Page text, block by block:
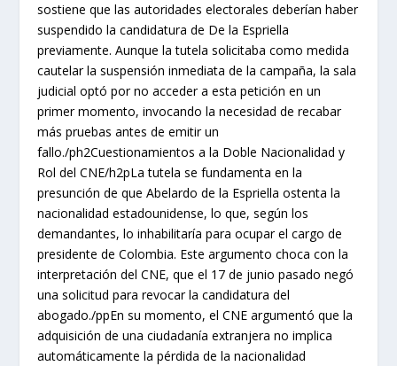
sostiene que las autoridades electorales deberían haber
suspendido la candidatura de De la Espriella
previamente. Aunque la tutela solicitaba como medida
cautelar la suspensión inmediata de la campaña, la sala
judicial optó por no acceder a esta petición en un
primer momento, invocando la necesidad de recabar
más pruebas antes de emitir un
fallo./ph2Cuestionamientos a la Doble Nacionalidad y
Rol del CNE/h2pLa tutela se fundamenta en la
presunción de que Abelardo de la Espriella ostenta la
nacionalidad estadounidense, lo que, según los
demandantes, lo inhabilitaría para ocupar el cargo de
presidente de Colombia. Este argumento choca con la
interpretación del CNE, que el 17 de junio pasado negó
una solicitud para revocar la candidatura del
abogado./ppEn su momento, el CNE argumentó que la
adquisición de una ciudadanía extranjera no implica
automáticamente la pérdida de la nacionalidad